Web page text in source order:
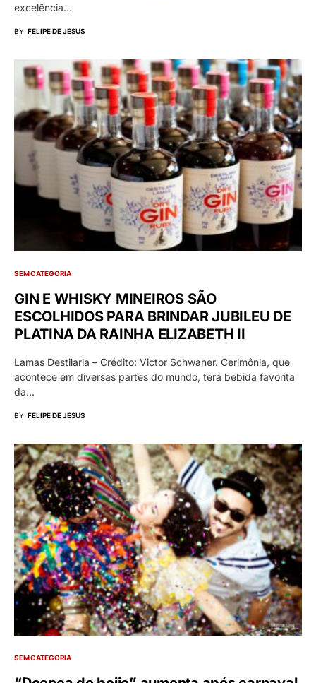
excelência…
BY FELIPE DE JESUS
SEM CATEGORIA
GIN E WHISKY MINEIROS SÃO
ESCOLHIDOS PARA BRINDAR JUBILEU DE
PLATINA DA RAINHA ELIZABETH II
Lamas Destilaria – Crédito: Victor Schwaner. Cerimônia, que
acontece em diversas partes do mundo, terá bebida favorita
da…
BY FELIPE DE JESUS
SEM CATEGORIA